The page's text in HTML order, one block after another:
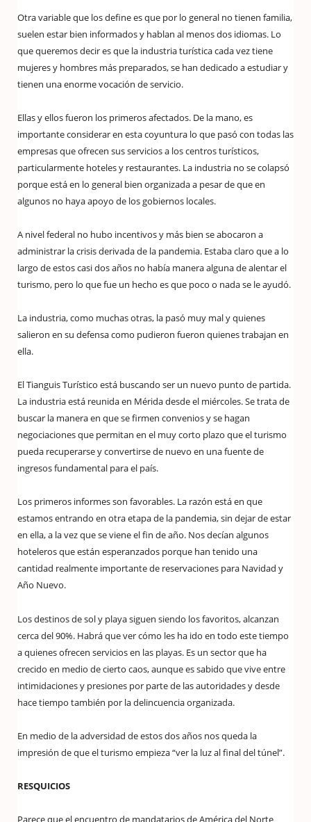
Otra variable que los define es que por lo general no tienen familia,
suelen estar bien informados y hablan al menos dos idiomas. Lo
que queremos decir es que la industria turística cada vez tiene
mujeres y hombres más preparados, se han dedicado a estudiar y
tienen una enorme vocación de servicio.
Ellas y ellos fueron los primeros afectados. De la mano, es
importante considerar en esta coyuntura lo que pasó con todas las
empresas que ofrecen sus servicios a los centros turísticos,
particularmente hoteles y restaurantes. La industria no se colapsó
porque está en lo general bien organizada a pesar de que en
algunos no haya apoyo de los gobiernos locales.
A nivel federal no hubo incentivos y más bien se abocaron a
administrar la crisis derivada de la pandemia. Estaba claro que a lo
largo de estos casi dos años no había manera alguna de alentar el
turismo, pero lo que fue un hecho es que poco o nada se le ayudó.
La industria, como muchas otras, la pasó muy mal y quienes
salieron en su defensa como pudieron fueron quienes trabajan en
ella.
El Tianguis Turístico está buscando ser un nuevo punto de partida.
La industria está reunida en Mérida desde el miércoles. Se trata de
buscar la manera en que se firmen convenios y se hagan
negociaciones que permitan en el muy corto plazo que el turismo
pueda recuperarse y convertirse de nuevo en una fuente de
ingresos fundamental para el país.
Los primeros informes son favorables. La razón está en que
estamos entrando en otra etapa de la pandemia, sin dejar de estar
en ella, a la vez que se viene el fin de año. Nos decían algunos
hoteleros que están esperanzados porque han tenido una
cantidad realmente importante de reservaciones para Navidad y
Año Nuevo.
Los destinos de sol y playa siguen siendo los favoritos, alcanzan
cerca del 90%. Habrá que ver cómo les ha ido en todo este tiempo
a quienes ofrecen servicios en las playas. Es un sector que ha
crecido en medio de cierto caos, aunque es sabido que vive entre
intimidaciones y presiones por parte de las autoridades y desde
hace tiempo también por la delincuencia organizada.
En medio de la adversidad de estos dos años nos queda la
impresión de que el turismo empieza “ver la luz al final del túnel”.
RESQUICIOS
Parece que el encuentro de mandatarios de América del Norte